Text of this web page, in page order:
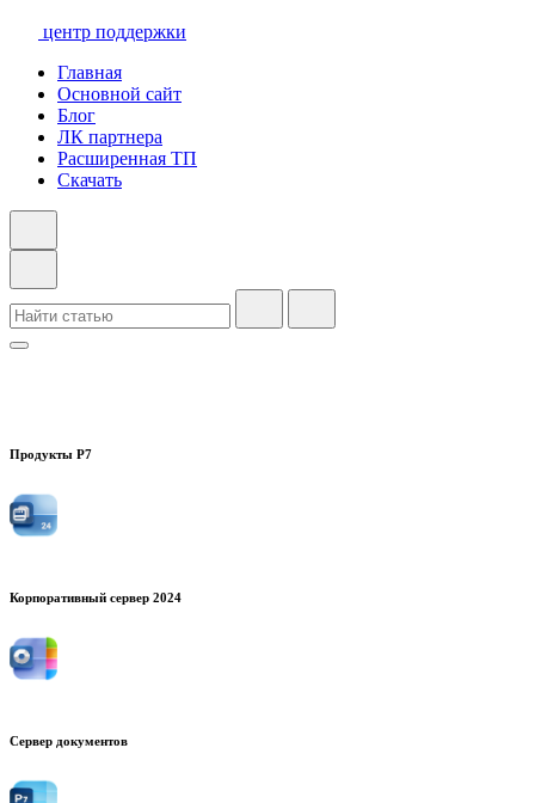
центр поддержки
Главная
Основной сайт
Блог
ЛК партнера
Расширенная ТП
Скачать
Продукты Р7
Корпоративный сервер 2024
Сервер документов